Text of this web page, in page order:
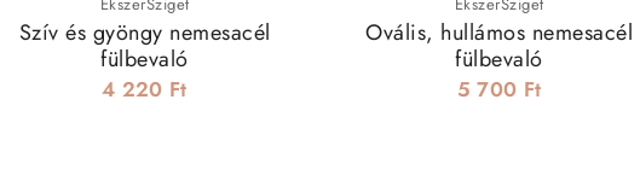
ÉkszerSziget
Szív és gyöngy nemesacél
fülbevaló
4 220 Ft
ÉkszerSziget
Ovális, hullámos nemesacél
fülbevaló
5 700 Ft